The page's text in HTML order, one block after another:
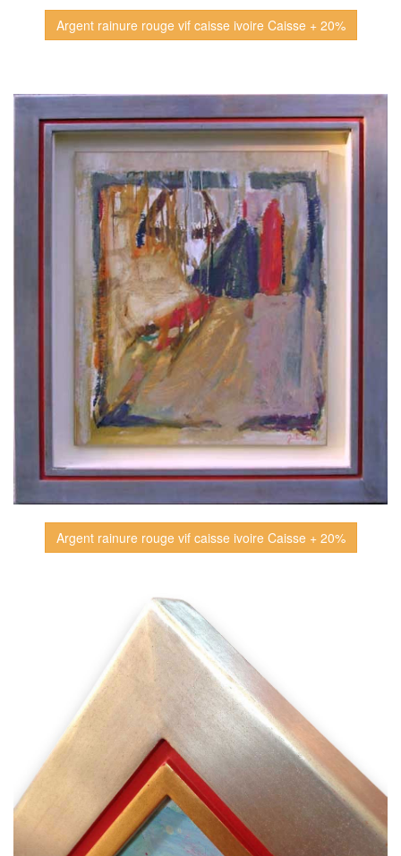
Argent rainure rouge vif caisse ivoire Caisse + 20%
Argent rainure rouge vif caisse ivoire Caisse + 20%